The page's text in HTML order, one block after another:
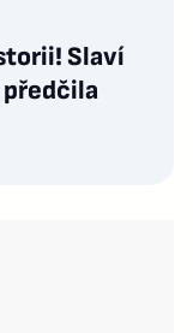
Slaví
předčila